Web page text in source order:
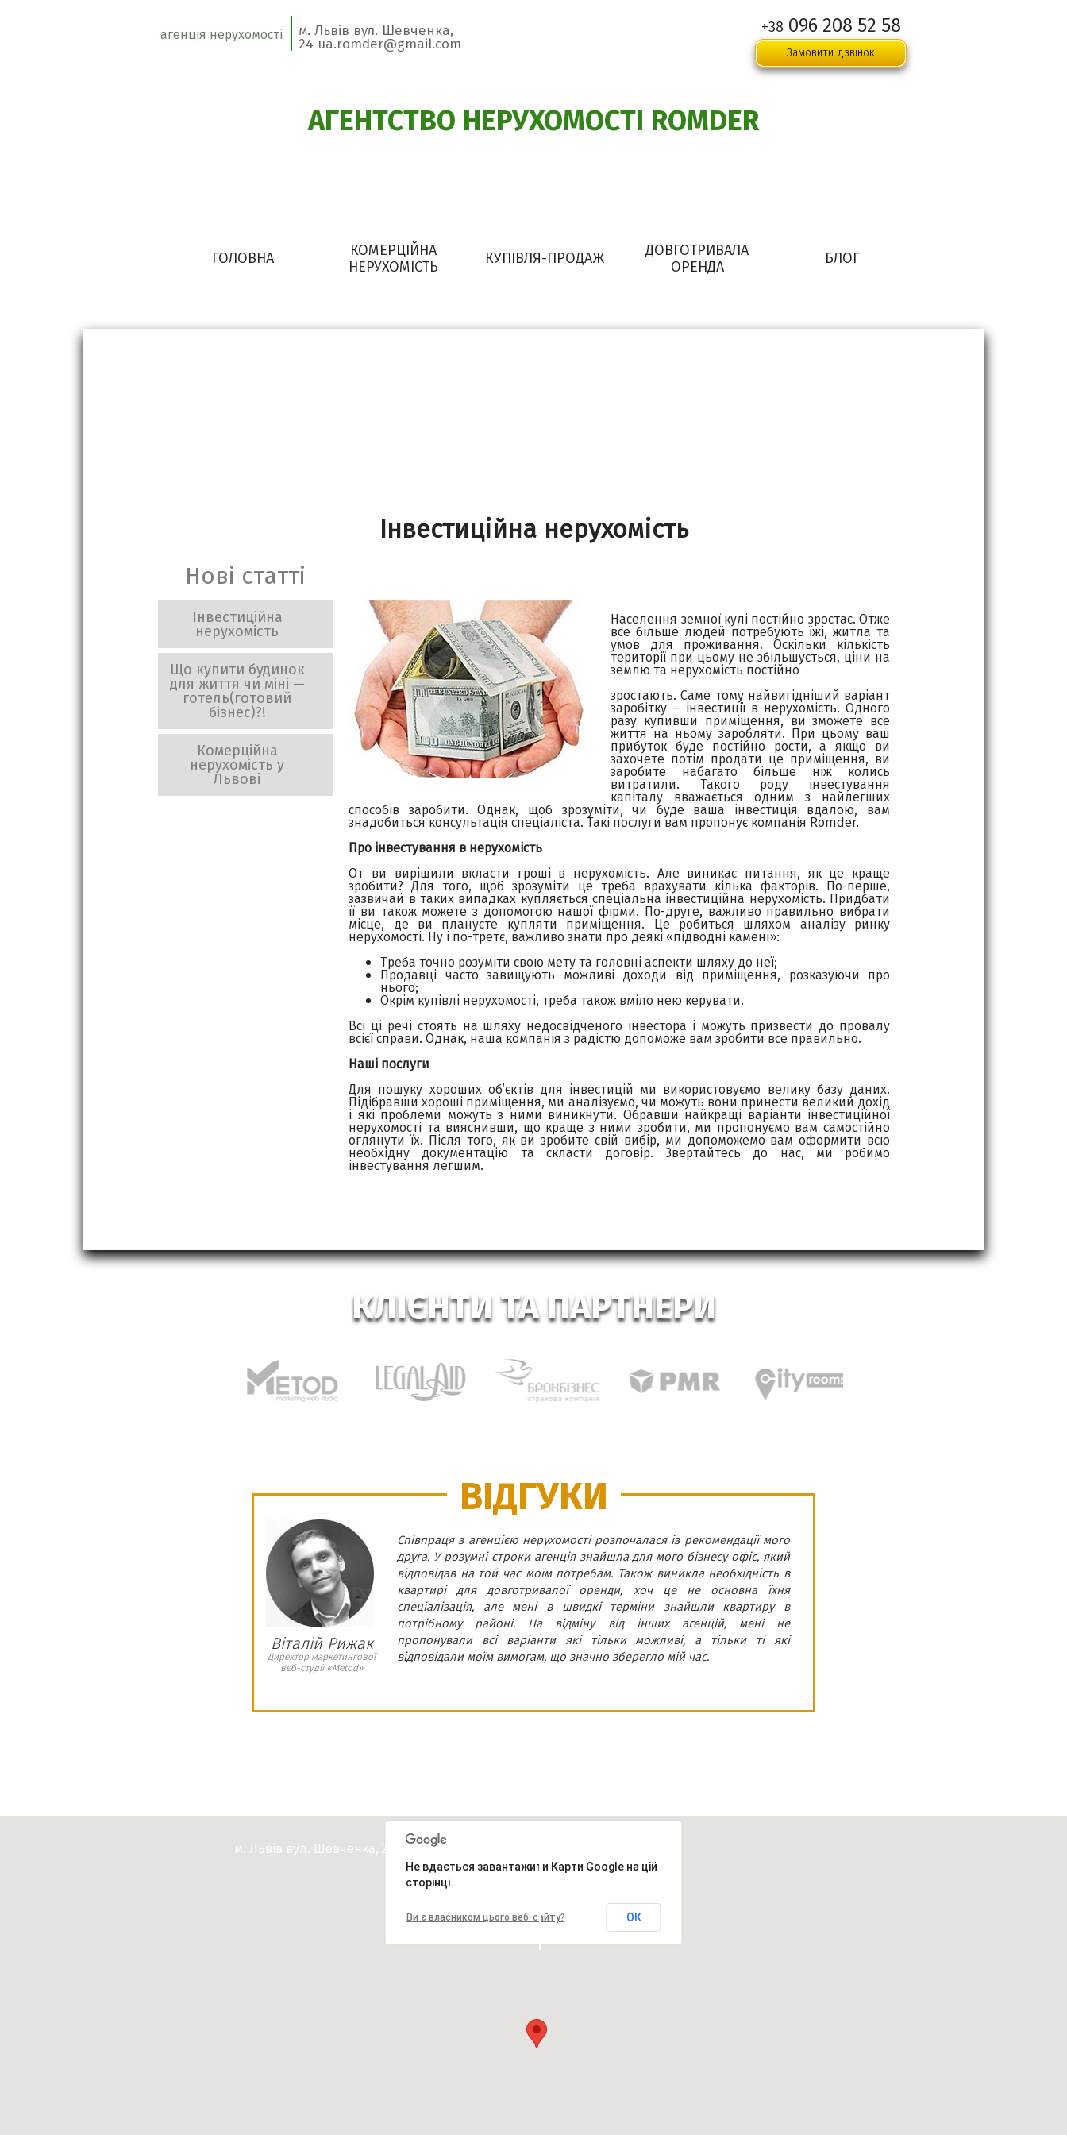
агенція нерухомості м. Львів вул. Шевченка,
24 ua.romder@gmail.com
+38 096 208 52 58
Замовити дзвінок
АГЕНТСТВО НЕРУХОМОСТІ ROMDER
ГОЛОВНА
КОМЕРЦІЙНА
НЕРУХОМІСТЬ
КУПІВЛЯ-ПРОДАЖ
ДОВГОТРИВАЛА
ОРЕНДА
БЛОГ
Інвестиційна нерухомість
Нові статті
Інвестиційна
нерухомість
Що купити будинок
для життя чи міні —
готель(готовий
бізнес)?!
Комерційна
нерухомість у
Львові
Населення земної кулі постійно зростає. Отже
все більше людей потребують їжі, житла та
умов для проживання. Оскільки кількість
території при цьому не збільшується, ціни на
землю та нерухомість постійно
зростають. Саме тому найвигідніший варіант
заробітку – інвестиції в нерухомість. Одного
разу купивши приміщення, ви зможете все
життя на ньому заробляти. При цьому ваш
прибуток буде постійно рости, а якщо ви
захочете потім продати це приміщення, ви
заробите набагато більше ніж колись
витратили. Такого роду інвестування
капіталу вважається одним з найлегших
способів заробити. Однак, щоб зрозуміти, чи буде ваша інвестиція вдалою, вам
знадобиться консультація спеціаліста. Такі послуги вам пропонує компанія Romder.
Про інвестування в нерухомість
От ви вирішили вкласти гроші в нерухомість. Але виникає питання, як це краще
зробити? Для того, щоб зрозуміти це треба врахувати кілька факторів. По-перше,
зазвичай в таких випадках купляється спеціальна інвестиційна нерухомість. Придбати
її ви також можете з допомогою нашої фірми. По-друге, важливо правильно вибрати
місце, де ви плануєте купляти приміщення. Це робиться шляхом аналізу ринку
нерухомості. Ну і по-третє, важливо знати про деякі «підводні камені»:
Треба точно розуміти свою мету та головні аспекти шляху до неї;
Продавці часто завищують можливі доходи від приміщення, розказуючи про
нього;
Окрім купівлі нерухомості, треба також вміло нею керувати.
Всі ці речі стоять на шляху недосвідченого інвестора і можуть призвести до провалу
всієї справи. Однак, наша компанія з радістю допоможе вам зробити все правильно.
Наші послуги
Для пошуку хороших об’єктів для інвестицій ми використовуємо велику базу даних.
Підібравши хороші приміщення, ми аналізуємо, чи можуть вони принести великий дохід
і які проблеми можуть з ними виникнути. Обравши найкращі варіанти інвестиційної
нерухомості та вияснивши, що краще з ними зробити, ми пропонуємо вам самостійно
оглянути їх. Після того, як ви зробите свій вибір, ми допоможемо вам оформити всю
необхідну документацію та скласти договір. Звертайтесь до нас, ми робимо
інвестування легшим.
КЛІЄНТИ ТА ПАРТНЕРИ
ВІДГУКИ
Віталій Рижак
Директор маркетингової
веб-студії «Metod»
Співпраця з агенцією нерухомості розпочалася із рекомендації мого
друга. У розумні строки агенція знайшла для мого бізнесу офіс, який
відповідав на той час моїм потребам. Також виникла необхідність в
квартирі для довготривалої оренди, хоч це не основна їхня
спеціалізація, але мені в швидкі терміни знайшли квартиру в
потрібному районі. На відміну від інших агенцій, мені не
пропонували всі варіанти які тільки можливі, а тільки ті які
відповідали моїм вимогам, що значно зберегло мій час.
м. Львів вул. Шевченка, 24 ua.romder@gmail.com
Не вдається завантажити Карти Google на цій
сторінці.
Ви є власником цього веб-сайту? ОК